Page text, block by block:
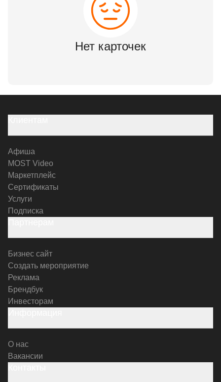
Нет карточек
Афиша
MOST Video
Маркетплейс
Сертификаты
Услуги
Подписка
Бизнес сайт
Создать мероприятие
Реклама
Брендбук
Инвесторам
О нас
Вакансии